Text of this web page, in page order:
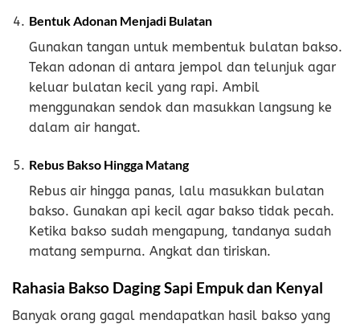
Bentuk Adonan Menjadi Bulatan
Gunakan tangan untuk membentuk bulatan bakso.
Tekan adonan di antara jempol dan telunjuk agar
keluar bulatan kecil yang rapi. Ambil
menggunakan sendok dan masukkan langsung ke
dalam air hangat.
Rebus Bakso Hingga Matang
Rebus air hingga panas, lalu masukkan bulatan
bakso. Gunakan api kecil agar bakso tidak pecah.
Ketika bakso sudah mengapung, tandanya sudah
matang sempurna. Angkat dan tiriskan.
Rahasia Bakso Daging Sapi Empuk dan Kenyal
Banyak orang gagal mendapatkan hasil bakso yang